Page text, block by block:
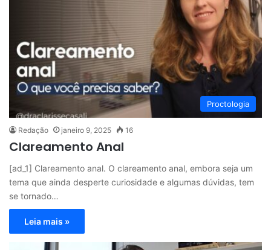
Proctologia
Redação janeiro 9, 2025 16
Clareamento Anal
[ad_1] Clareamento anal. O clareamento anal, embora seja um
tema que ainda desperte curiosidade e algumas dúvidas, tem
se tornado…
Leia mais »